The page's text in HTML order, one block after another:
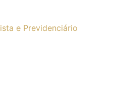
e Previdenciário